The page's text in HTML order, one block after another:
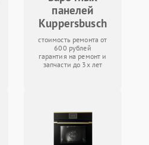
панелей
Kuppersbusch
стоимость ремонта от
600 рублей
гарантия на ремонт и
запчасти до 3х лет